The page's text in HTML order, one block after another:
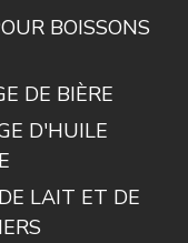
BOISSONS
DE BIÈRE
D'HUILE
LAIT ET DE